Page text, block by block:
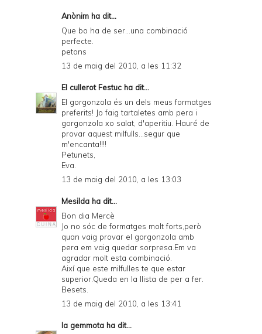
Anònim ha dit...
Que bo ha de ser...una combinació
perfecte.
petons
13 de maig del 2010, a les 11:32
El cullerot Festuc ha dit...
El gorgonzola és un dels meus formatges
preferits! Jo faig tartaletes amb pera i
gorgonzola xo salat, d'aperitiu. Hauré de
provar aquest milfulls...segur que
m'encanta!!!!
Petunets,
Eva.
13 de maig del 2010, a les 13:03
Mesilda ha dit...
Bon dia Mercè
Jo no sóc de formatges molt forts,però
quan vaig provar el gorgonzola amb
pera em vaig quedar sorpresa.Em va
agradar molt esta combinació.
Així que este milfulles te que estar
superior.Queda en la llista de per a fer.
Besets.
13 de maig del 2010, a les 13:41
la gemmota ha dit...